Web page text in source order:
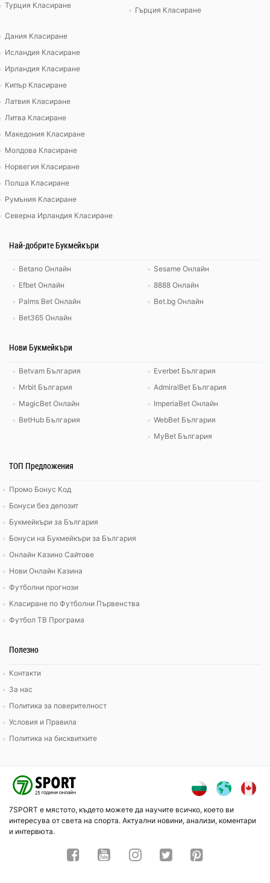
Турция Класиране
Гърция Класиране
Дания Класиране
Исландия Класиране
Ирландия Класиране
Кипър Класиране
Латвия Класиране
Литва Класиране
Македония Класиране
Молдова Класиране
Норвегия Класиране
Полша Класиране
Румъния Класиране
Северна Ирландия Класиране
Най-добрите Букмейкъри
Betano Онлайн
Efbet Онлайн
Palms Bet Онлайн
Bet365 Онлайн
Sesame Онлайн
8888 Онлайн
Bet.bg Онлайн
Нови Букмейкъри
Betvam България
Mrbit България
MagicBet Онлайн
BetHub България
Everbet България
AdmiralBet България
ImperiaBet Онлайн
WebBet България
MyBet България
ТОП Предложения
Промо Бонус Код
Бонуси без депозит
Букмейкъри за България
Бонуси на Букмейкъри за България
Онлайн Казино Сайтове
Нови Онлайн Казина
Футболни прогнози
Класиране по Футболни Първенства
Футбол ТВ Програма
Полезно
Контакти
За нас
Политика за поверителност
Условия и Правила
Политика на бисквитките
7SPORT е мястото, където можете да научите всичко, което ви
интересува от света на спорта. Актуални новини, анализи, коментари
и интервюта.